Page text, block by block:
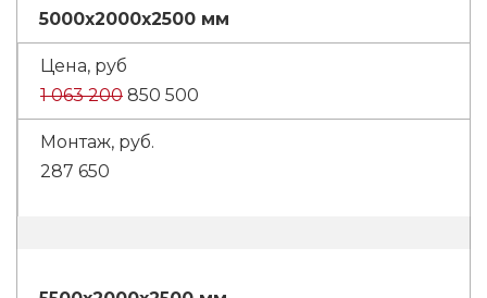
5000x2000x2500 мм
1 063 200 850 500
287 650